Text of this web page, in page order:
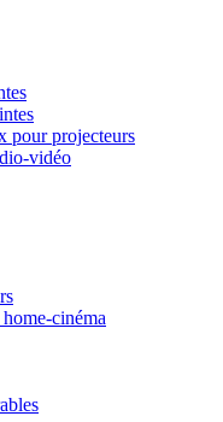
pour projecteurs
vidéo
cinéma